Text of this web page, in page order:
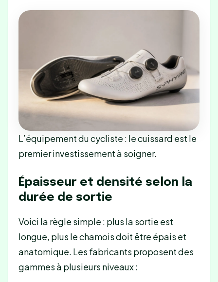
L’équipement du cycliste : le cuissard est le
premier investissement à soigner.
Épaisseur et densité selon la
durée de sortie
Voici la règle simple : plus la sortie est
longue, plus le chamois doit être épais et
anatomique. Les fabricants proposent des
gammes à plusieurs niveaux :